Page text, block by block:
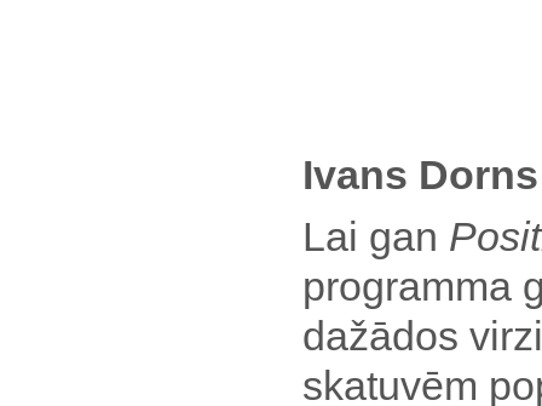
Ivans Dorns
Lai gan
programma
dažādos
skatuvēm